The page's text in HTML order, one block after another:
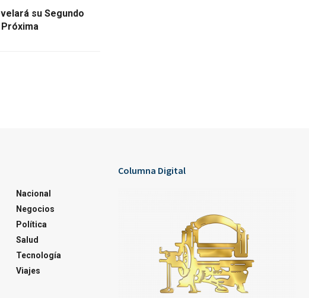
su Segundo
Nacional
Negocios
Política
Salud
Tecnología
Viajes
Columna Digital